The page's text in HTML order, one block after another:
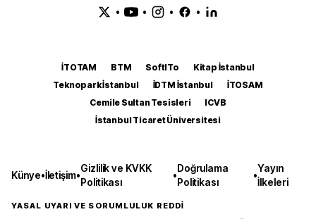
• • • •
İTOTAM BTM SoftITo
Kitap İstanbul
Teknopark İstanbul
İDTM İstanbul
İTOSAM
Cemile Sultan Tesisleri
ICVB
İstanbul Ticaret Üniversitesi
Künye•İletişim•
Gizlilik ve KVKK
Politikası
•
Doğrulama
Politikası
•
Yayın
İlkeleri
YASAL UYARI VE SORUMLULUK REDDİ